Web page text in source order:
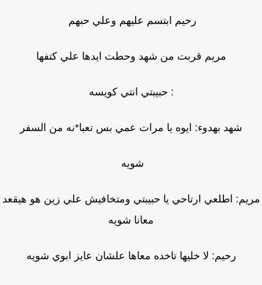
رحيم ابتسم عليهم وعلي حبهم
مريم قربت من شهد وحطت ايدها علي كتفها
: حبيبتي انتي كويسه
شهد بهدوء: ايوه يا مرات عمي بس تعبا*نه من السفر
شويه
اطلعي ارتاحي يا حبيبتي ومتخافيش علي زين هو هيقعد
معانا شويه
رحيم: لا خليها تاخده معاها علشان عايز ابوي شويه